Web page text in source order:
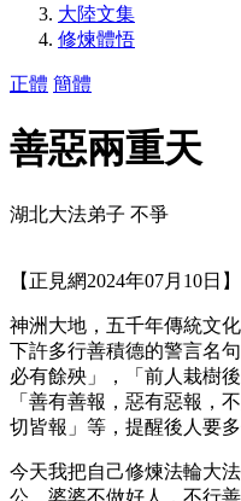
大陸文集
修煉體悟
正體 簡體
善惡兩重天
湖北大法弟子 不爭
【正見網2024年07月10日】
神洲大地，五千年傳統文
下許多行善積德的警言名
必有餘殃」，「前人栽樹
「善有善報，惡有惡報，
切皆報」等，提醒後人要
今天我把自己修煉法輪大
公、婆婆不做好人，不行